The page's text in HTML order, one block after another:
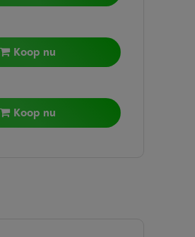
Koop nu
Koop nu